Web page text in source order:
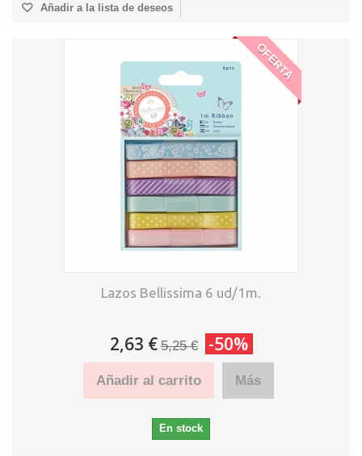
Añadir a la lista de deseos
OFERTA
Lazos Bellissima 6 ud/1m.
2,63 € 5,25 € -50%
Añadir al carrito Más
En stock